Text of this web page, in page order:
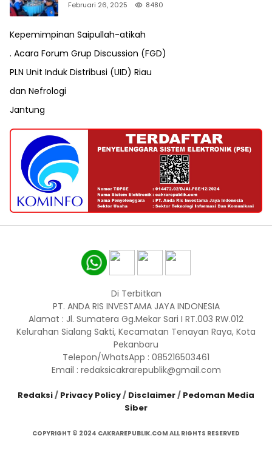
VII Karang Taruna Pekanbaru
Februari 26, 2025 8480
Kepemimpinan Saipullah-atikah
. Acara Forum Grup Discussion (FGD)
PLN Unit Induk Distribusi (UID) Riau
dan Nefrologi
Jantung
Di Terbitkan
PT. ANDA RIS INVESTAMA JAYA INDONESIA
Alamat : Jl. Sumatera Gg.Mekar Sari I RT.003 RW.012
Kelurahan Sialang Sakti, Kecamatan Tenayan Raya, Kota
Pekanbaru
Telepon/WhatsApp : 085216503461
Email : redaksicakrarepublik@gmail.com
Redaksi/ Privacy Policy/ Disclaimer/ Pedoman Media
Siber
COPYRIGHT © 2024 CAKRAREPUBLIK.COM ALL RIGHTS RESERVED